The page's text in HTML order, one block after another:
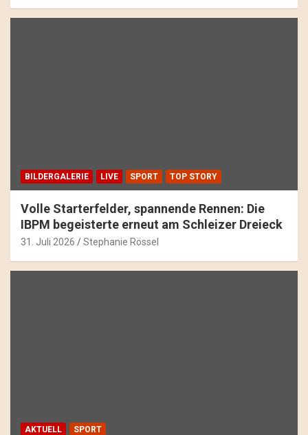
BILDERGALERIE LIVE SPORT TOP STORY
Volle Starterfelder, spannende Rennen: Die
IBPM begeisterte erneut am Schleizer Dreieck
31. Juli 2026 Stephanie Rössel
AKTUELL SPORT